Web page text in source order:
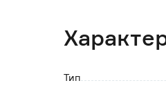
Тип